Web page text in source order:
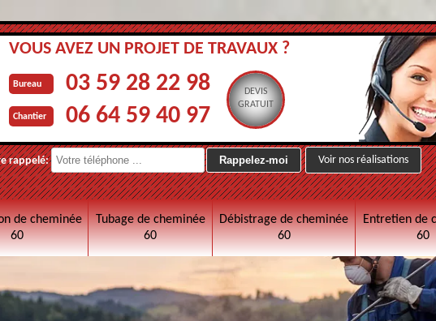
VOUS AVEZ UN PROJET DE TRAVAUX ?
Bureau 03 59 28 22 98
Chantier 06 64 59 40 97
DEVIS
GRATUIT
rappelé: Voir nos réalisations
de cheminée
60
Tubage de cheminée
60
Débistrage de cheminée
60
Entretien de
60